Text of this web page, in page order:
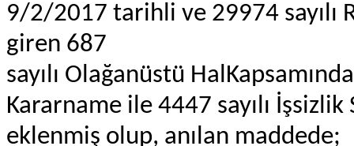
9/2/2017 tarihli ve 29974 sayılı
giren 687
sayılı Olağanüstü
Kararname ile 4447 sayılı
eklenmiş olup, anılan maddede;